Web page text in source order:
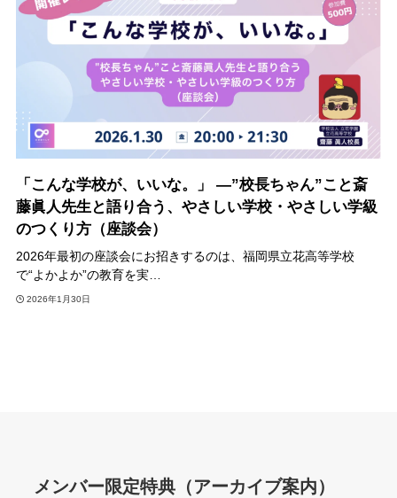
「こんな学校が、いいな。」 ―”校長ちゃん”こと斎
藤眞人先生と語り合う、やさしい学校・やさしい学級
のつくり方（座談会）
2026年最初の座談会にお招きするのは、福岡県立花高等学校
で“よかよか”の教育を実…
2026年1月30日
メンバー限定特典（アーカイブ案内）